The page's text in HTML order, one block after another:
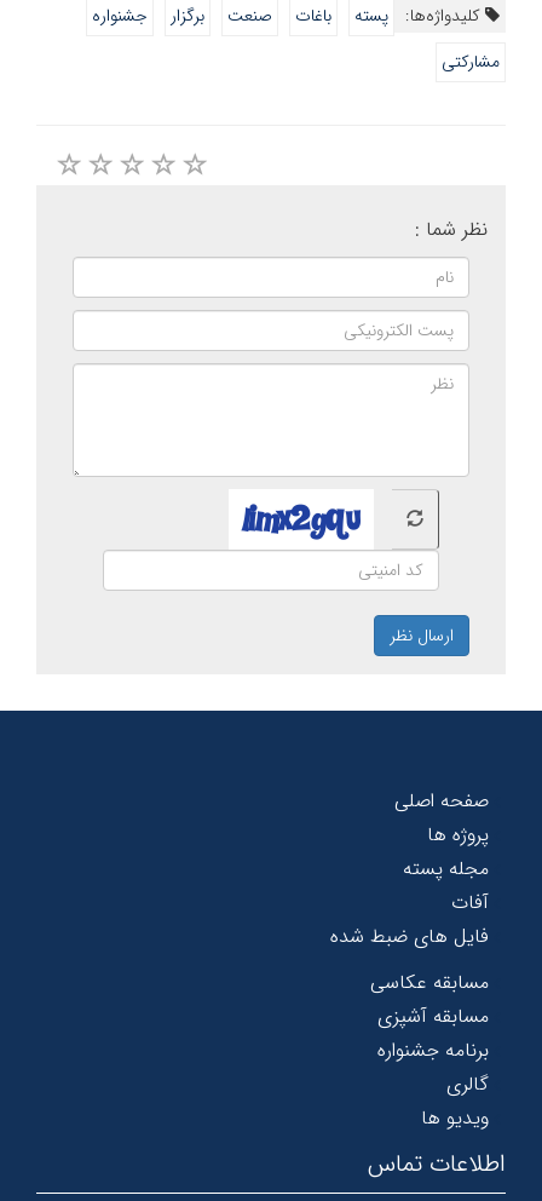
کلیدواژه‌ها: پسته باغات صنعت برگزار
جشنواره
مشارکتی
نظر شما :
ارسال نظر
صفحه اصلی
پروژه ها
مجله پسته
آفات
فایل های ضبط شده
مسابقه عکاسی
مسابقه آشپزی
برنامه جشنواره
گالری
ویدیو ها
اطلاعات تماس